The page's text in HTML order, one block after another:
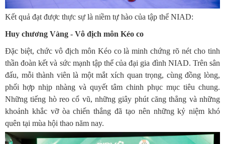
Kết quả đạt được thực sự là niềm tự hào của tập thể NIAD:
Huy chương Vàng - Vô địch môn Kéo co
Đặc biệt, chức vô địch môn Kéo co là minh chứng rõ nét cho tinh
thần đoàn kết và sức mạnh tập thể của đại gia đình NIAD. Trên sân
đấu, mỗi thành viên là một mắt xích quan trọng, cùng đồng lòng,
phối hợp nhịp nhàng và quyết tâm chinh phục mục tiêu chung.
Những tiếng hò reo cổ vũ, những giây phút căng thẳng và những
khoảnh khắc vỡ òa chiến thắng đã tạo nên những kỷ niệm khó
quên tại mùa hội thao năm nay.